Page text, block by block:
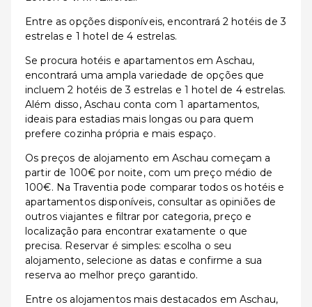
Entre as opções disponíveis, encontrará 2 hotéis de 3
estrelas e 1 hotel de 4 estrelas.
Se procura hotéis e apartamentos em Aschau,
encontrará uma ampla variedade de opções que
incluem 2 hotéis de 3 estrelas e 1 hotel de 4 estrelas.
Além disso, Aschau conta com 1 apartamentos,
ideais para estadias mais longas ou para quem
prefere cozinha própria e mais espaço.
Os preços de alojamento em Aschau começam a
partir de 100€ por noite, com um preço médio de
100€. Na Traventia pode comparar todos os hotéis e
apartamentos disponíveis, consultar as opiniões de
outros viajantes e filtrar por categoria, preço e
localização para encontrar exatamente o que
precisa. Reservar é simples: escolha o seu
alojamento, selecione as datas e confirme a sua
reserva ao melhor preço garantido.
Entre os alojamentos mais destacados em Aschau,